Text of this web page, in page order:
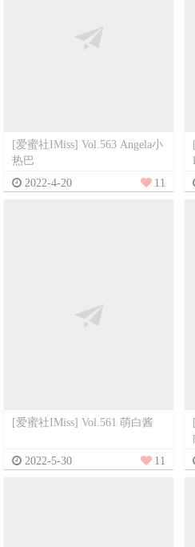
[爱蜜社IMiss] Vol.563 Angela小
热巴
2022-4-20
11
[爱蜜社IMiss] Vol.561 萌白酱
2022-5-30 11